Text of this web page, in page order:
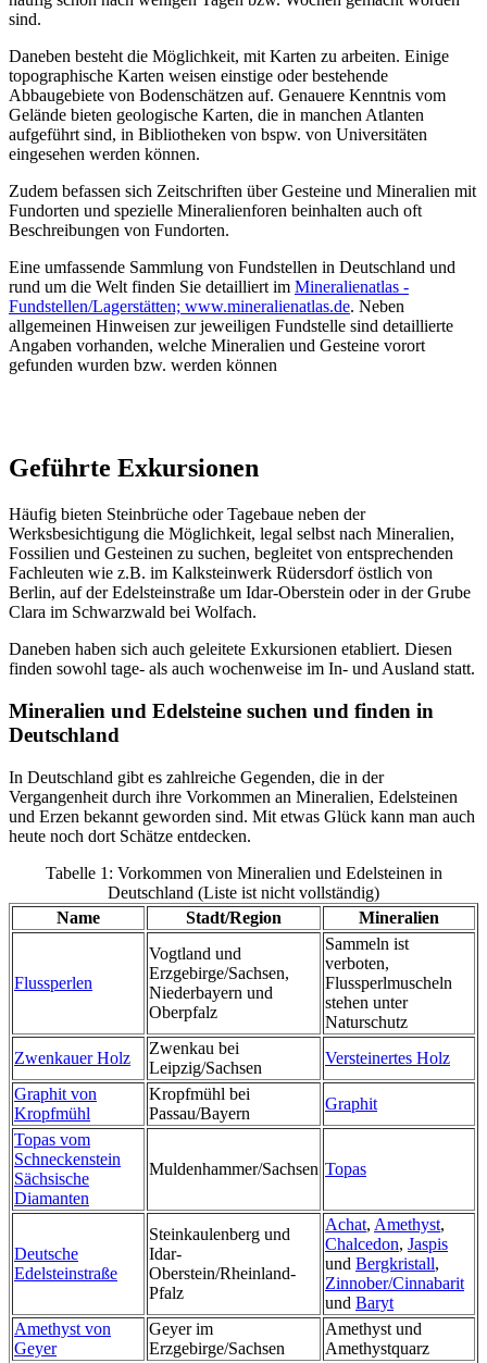
sind.
Daneben besteht die Möglichkeit, mit Karten zu arbeiten. Einige
topographische Karten weisen einstige oder bestehende
Abbaugebiete von Bodenschätzen auf. Genauere Kenntnis vom
Gelände bieten geologische Karten, die in manchen Atlanten
aufgeführt sind, in Bibliotheken von bspw. von Universitäten
eingesehen werden können.
Zudem befassen sich Zeitschriften über Gesteine und Mineralien mit
Fundorten und spezielle Mineralienforen beinhalten auch oft
Beschreibungen von Fundorten.
Eine umfassende Sammlung von Fundstellen in Deutschland und
rund um die Welt finden Sie detailliert im Mineralienatlas -
Fundstellen/Lagerstätten; www.mineralienatlas.de. Neben
allgemeinen Hinweisen zur jeweiligen Fundstelle sind detaillierte
Angaben vorhanden, welche Mineralien und Gesteine vorort
gefunden wurden bzw. werden können
Geführte Exkursionen
Häufig bieten Steinbrüche oder Tagebaue neben der
Werksbesichtigung die Möglichkeit, legal selbst nach Mineralien,
Fossilien und Gesteinen zu suchen, begleitet von entsprechenden
Fachleuten wie z.B. im Kalksteinwerk Rüdersdorf östlich von
Berlin, auf der Edelsteinstraße um Idar-Oberstein oder in der Grube
Clara im Schwarzwald bei Wolfach.
Daneben haben sich auch geleitete Exkursionen etabliert. Diesen
finden sowohl tage- als auch wochenweise im In- und Ausland statt.
Mineralien und Edelsteine suchen und finden in
Deutschland
In Deutschland gibt es zahlreiche Gegenden, die in der
Vergangenheit durch ihre Vorkommen an Mineralien, Edelsteinen
und Erzen bekannt geworden sind. Mit etwas Glück kann man auch
heute noch dort Schätze entdecken.
Tabelle 1: Vorkommen von Mineralien und Edelsteinen in
Deutschland (Liste ist nicht vollständig)
Name
Stadt/Region Mineralien
Flussperlen
Vogtland und
Erzgebirge/Sachsen,
Niederbayern und
Oberpfalz
Sammeln ist
verboten,
Flussperlmuscheln
stehen unter
Naturschutz
Zwenkauer Holz
Zwenkau bei
Leipzig/Sachsen
Versteinertes Holz
Graphit von
Kropfmühl
Kropfmühl bei
Passau/Bayern
Graphit
Topas vom
Schneckenstein
Sächsische
Diamanten
Muldenhammer/Sachsen Topas
Deutsche
Edelsteinstraße
Steinkaulenberg und
Idar-
Oberstein/Rheinland-
Pfalz
Achat, Amethyst,
Chalcedon, Jaspis
und Bergkristall,
Zinnober/Cinnabarit
und Baryt
Amethyst von
Geyer
Geyer im
Erzgebirge/Sachsen
Amethyst und
Amethystquarz